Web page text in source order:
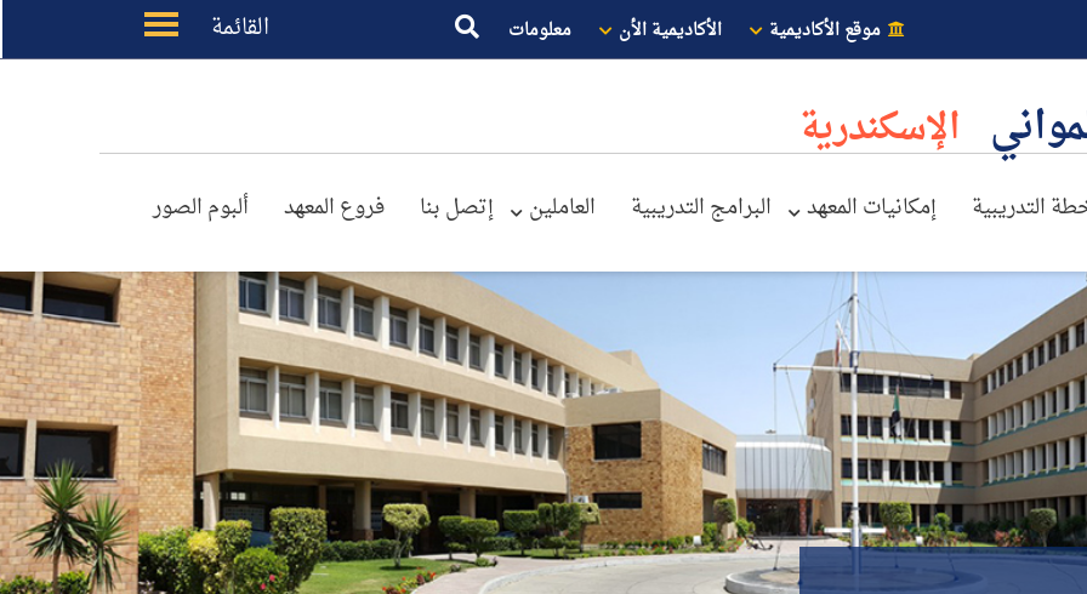
موقع الأكاديمية الأكاديمية الأن معلومات القائمة
الإسكندرية
التدريبية إمكانيات المعهد البرامج التدريبية العاملين إتصل بنا فروع المعهد ألبوم الصور